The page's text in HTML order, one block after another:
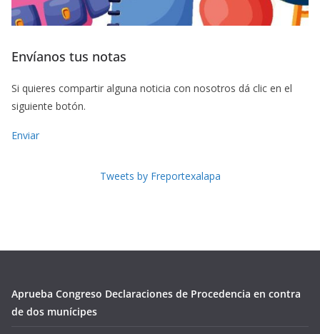
Envíanos tus notas
Si quieres compartir alguna noticia con nosotros dá clic en el
siguiente botón.
Enviar
Tweets by Freportexalapa
Aprueba Congreso Declaraciones de Procedencia en contra
de dos munícipes